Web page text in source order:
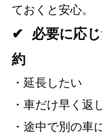
ておくと安心。
✔ 必要に応じ
約
・延長したい
・車だけ早く返
・途中で別の